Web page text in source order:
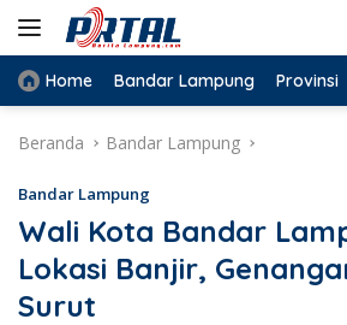
Langsung
konten
Home Bandar Lampung Provinsi
Beranda Bandar Lampung
Bandar Lampung
Wali Kota Bandar
Lokasi Banjir,
Surut